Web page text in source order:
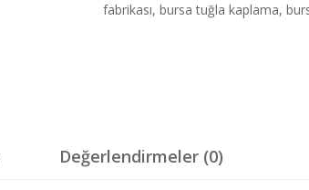
fabrikası, bursa tuğla kaplama,
Değerlendirmeler (0)